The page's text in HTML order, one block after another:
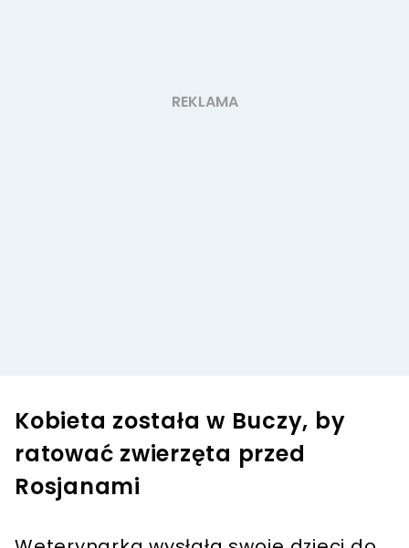
Kobieta została w Buczy, by
ratować zwierzęta przed
Rosjanami